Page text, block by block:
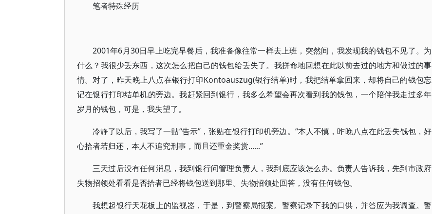
笔者特殊经历
2001年6月30日早上吃完早餐后，我准备像往常一样去上班，突然间，我发现我的钱包不见了。为
什么？我很少丢东西，这次怎么把自己的钱包给丢失了。我拼命地回想在此以前去过的地方和做过的事
情。对了，昨天晚上八点在银行打印Kontoauszug(银行结单)时，我把结单拿回来，却将自己的钱包忘
记在银行打印结单机的旁边。我赶紧回到银行，我多么希望会再次看到我的钱包，一个陪伴我走过多年
岁月的钱包，可是，我失望了。
冷静了以后，我写了一贴“告示”，张贴在银行打印机旁边。“本人不慎，昨晚八点在此丢失钱包，好
心拾者若归还，本人不追究刑事，而且还重金奖赏......”
三天过后没有任何消息，我到银行问管理负责人，我到底应该怎么办。负责人告诉我，先到市政府
失物招领处看看是否拾者已经将钱包送到那里。失物招领处回答，没有任何钱包。
我想起银行天花板上的监视器，于是，到警察局报案。警察记录下我的口供，并答应为我调查。警